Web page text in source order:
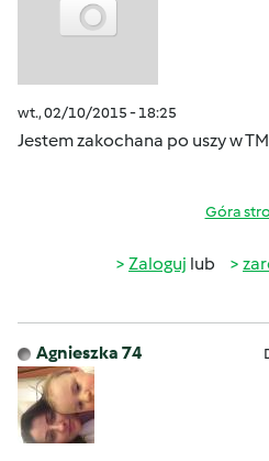
wt., 02/10/2015 - 18:25
Jestem zakochana po uszy w TM
Góra
Zaloguj lub
Agnieszka 74